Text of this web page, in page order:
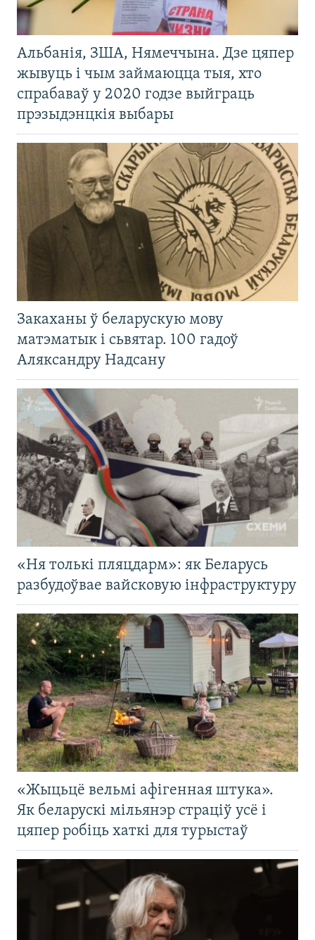
Альбанія, ЗША, Нямеччына. Дзе цяпер
жывуць і чым займаюцца тыя, хто
спрабаваў у 2020 годзе выйграць
прэзыдэнцкія выбары
Закаханы ў беларускую мову
матэматык і сьвятар. 100 гадоў
Аляксандру Надсану
«Ня толькі пляцдарм»: як Беларусь
разбудоўвае вайсковую інфраструктуру
«Жыцьцё вельмі афігенная штука».
Як беларускі мільянэр страціў усё і
цяпер робіць хаткі для турыстаў